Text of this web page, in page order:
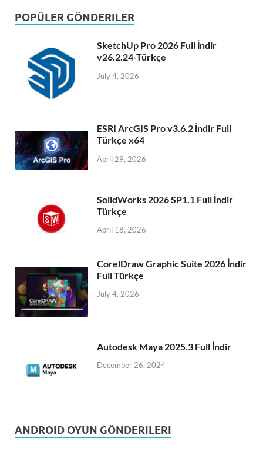
POPÜLER GÖNDERILER
SketchUp Pro 2026 Full İndir
v26.2.24-Türkçe
July 4, 2026
ESRI ArcGIS Pro v3.6.2 İndir Full
Türkçe x64
April 29, 2026
SolidWorks 2026 SP1.1 Full İndir
Türkçe
April 18, 2026
CorelDraw Graphic Suite 2026 İndir
Full Türkçe
July 4, 2026
Autodesk Maya 2025.3 Full İndir
December 26, 2024
ANDROID OYUN GÖNDERILERI